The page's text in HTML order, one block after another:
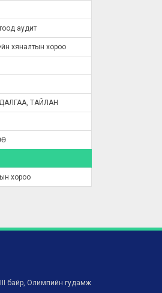
аудит
хяналтын хороо
ТАЙЛАН
хороо
байр, Олимпийн гудамж